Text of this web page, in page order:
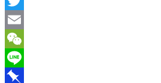
Twitter
Email
WeChat
Line